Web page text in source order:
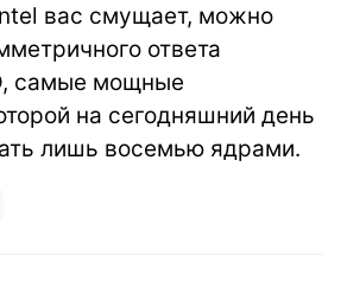
вас смущает, можно
ответа
самые мощные
на сегодняшний день
лишь восемью ядрами.